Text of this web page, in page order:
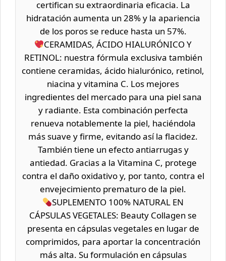
certifican su extraordinaria eficacia. La
hidratación aumenta un 28% y la apariencia
de los poros se reduce hasta un 57%.
CERAMIDAS, ÁCIDO HIALURÓNICO Y
RETINOL: nuestra fórmula exclusiva también
contiene ceramidas, ácido hialurónico, retinol,
niacina y vitamina C. Los mejores
ingredientes del mercado para una piel sana
y radiante. Esta combinación perfecta
renueva notablemente la piel, haciéndola
más suave y firme, evitando así la flacidez.
También tiene un efecto antiarrugas y
antiedad. Gracias a la Vitamina C, protege
contra el daño oxidativo y, por tanto, contra el
envejecimiento prematuro de la piel.
SUPLEMENTO 100% NATURAL EN
CÁPSULAS VEGETALES: Beauty Collagen se
presenta en cápsulas vegetales en lugar de
comprimidos, para aportar la concentración
más alta. Su formulación en cápsulas